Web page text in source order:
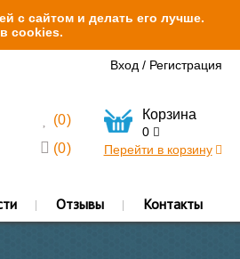
с сайтом и делать его лучше.
cookies.
Вход / Регистрация
(0)
(0)
Корзина
0
Перейти в корзину
Отзывы Контакты